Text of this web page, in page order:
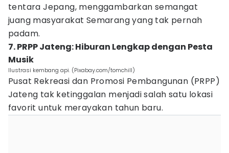
tentara Jepang, menggambarkan semangat
juang masyarakat Semarang yang tak pernah
padam.
7. PRPP Jateng: Hiburan Lengkap dengan Pesta
Musik
Ilustrasi kembang api. (Pixabay.com/tomchill)
Pusat Rekreasi dan Promosi Pembangunan (PRPP)
Jateng tak ketinggalan menjadi salah satu lokasi
favorit untuk merayakan tahun baru.